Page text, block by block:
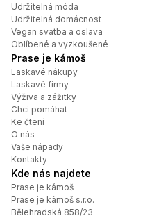
Udržitelná móda
Udržitelná domácnost
Vegan svatba a oslava
Oblíbené a vyzkoušené
Prase je kámoš
Laskavé nákupy
Laskavé firmy
Výživa a zážitky
Chci pomáhat
Ke čtení
O nás
Vaše nápady
Kontakty
Kde nás najdete
Prase je kámoš
Prase je kámoš s.r.o.
Bělehradská 858/23